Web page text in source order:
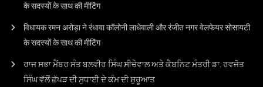
के सदस्यों के साथ की मीटिंग
विधायक रमन अरोड़ा ने रंधावा कॉलोनी लाधेवाली और रंजीत नगर वेलफेयर सोसायटी
के सदस्यों के साथ की मीटिंग
ਰਾਜ ਸਭਾ ਮੈਂਬਰ ਸੰਤ ਬਲਵੀਰ ਸਿੰਘ ਸੀਚੇਵਾਲ ਅਤੇ ਕੈਬਨਿਟ ਮੰਤਰੀ ਡਾ. ਰਵਜੋਤ
ਸਿੰਘ ਵੱਲੋਂ ਛੱਪੜ ਦੀ ਸੁਧਾਈ ਦੇ ਕੰਮ ਦੀ ਸ਼ੁਰੂਆਤ